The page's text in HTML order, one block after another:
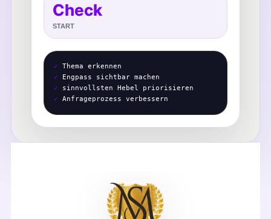
Check
START
✓ Thema erkennen
✓ Engpass sichtbar machen
✓ sinnvollsten Hebel priorisieren
✓ Anfrageprozess verbessern